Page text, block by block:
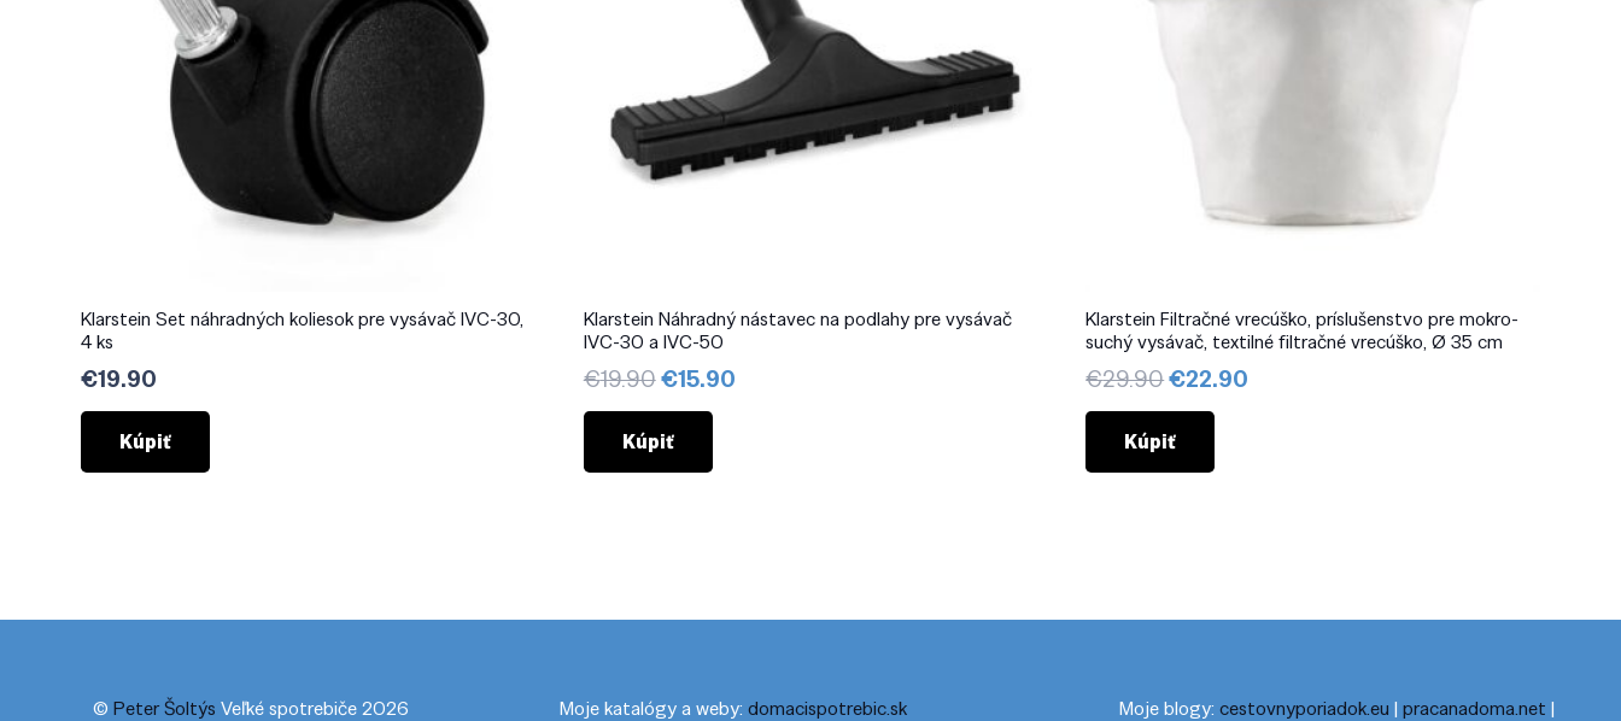
Klarstein Set náhradných koliesok pre vysávač IVC-30,
4 ks
€19.90
Kúpiť
Klarstein Náhradný nástavec na podlahy pre vysávač
IVC-30 a IVC-50
€19.90Pôvodná
cena
bola:
€19.90.
€15.90Aktuálna
Kúpiť
Klarstein Filtračné vrecúško, príslušenstvo pre mokro-
suchý vysávač, textilné filtračné vrecúško, Ø 35 cm
€29.90Pôvodná
cena
bola:
€29.90.
€22.90
Kúpiť
© Peter Šoltýs Veľké spotrebiče 2026 Moje katalógy a weby: domacispotrebic.sk
Moje blogy: cestovnyporiadok.eu | pracanadoma.net |